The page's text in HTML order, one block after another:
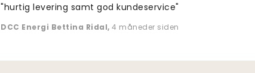
"hurtig levering samt god kundeservice"
DCC Energi Bettina Ridal, 4 måneder siden